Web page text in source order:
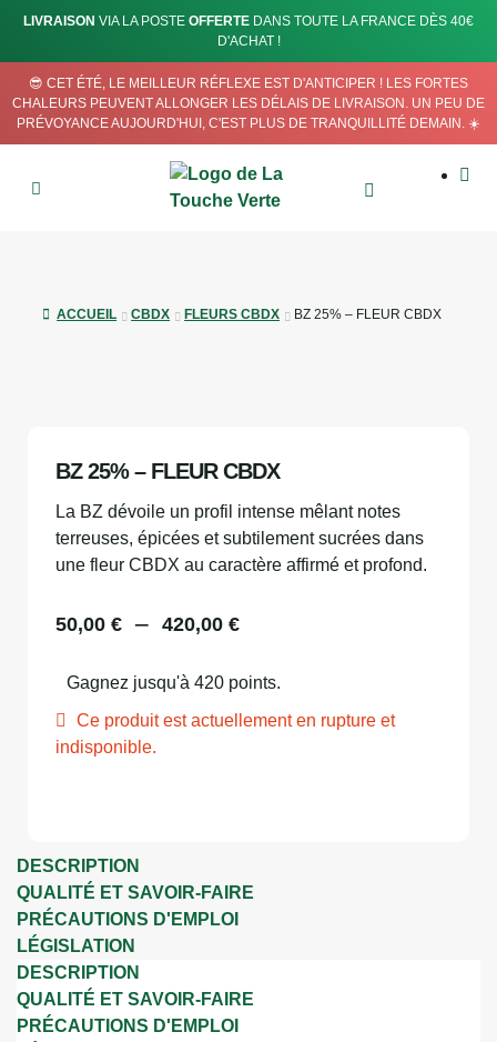
LIVRAISON VIA LA POSTE OFFERTE DANS TOUTE LA FRANCE DÈS 40€
D'ACHAT !
😎 CET ÉTÉ, LE MEILLEUR RÉFLEXE EST D'ANTICIPER ! LES FORTES
CHALEURS PEUVENT ALLONGER LES DÉLAIS DE LIVRAISON. UN PEU DE
PRÉVOYANCE AUJOURD'HUI, C'EST PLUS DE TRANQUILLITÉ DEMAIN. ☀️
ACCUEIL CBDX FLEURS CBDX BZ 25% – FLEUR CBDX
BZ 25% – FLEUR CBDX
La BZ dévoile un profil intense mêlant notes
terreuses, épicées et subtilement sucrées dans
une fleur CBDX au caractère affirmé et profond.
50,00 € – 420,00 €
Gagnez jusqu'à 420 points.
Ce produit est actuellement en rupture et
indisponible.
DESCRIPTION
QUALITÉ ET SAVOIR-FAIRE
PRÉCAUTIONS D'EMPLOI
LÉGISLATION
DESCRIPTION
QUALITÉ ET SAVOIR-FAIRE
PRÉCAUTIONS D'EMPLOI